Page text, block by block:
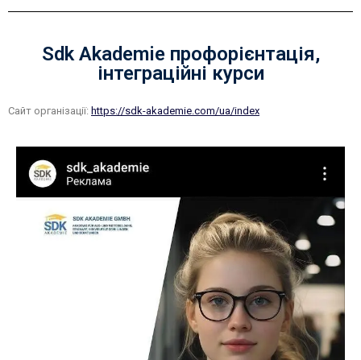
Sdk Akademie профорієнтація,
інтеграційні курси
Сайт організації: https://sdk-akademie.com/ua/index